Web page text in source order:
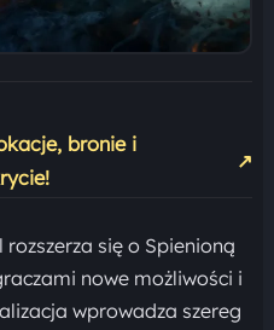
bronie i
↗
się o Spienioną
nowe możliwości i
wprowadza szereg